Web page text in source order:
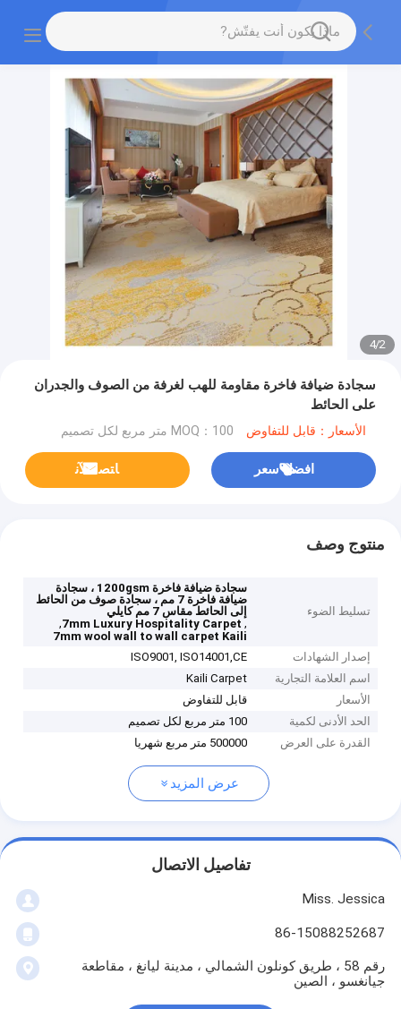
2
/
4
سجادة ضيافة فاخرة مقاومة للهب لغرفة من الصوف والجدران
على الحائط
الأسعار：قابل للتفاوض MOQ：100 متر مربع لكل تصميم
افضل سعر ﺎﺘﺼﻟ ﺍﻶﻧ
منتوج وصف
تسليط الضوء
سجادة ضيافة فاخرة 1200gsm ، سجادة
ضيافة فاخرة 7 مم ، سجادة صوف من الحائط
إلى الحائط مقاس 7 مم كايلي
,
7mm Luxury Hospitality Carpet
,
7mm wool wall to wall carpet Kaili
إصدار الشهادات
ISO9001, ISO14001,CE
اسم العلامة التجارية
Kaili Carpet
الأسعار
قابل للتفاوض
الحد الأدنى لكمية
100 متر مربع لكل تصميم
القدرة على العرض
500000 متر مربع شهريا
عرض المزيد
تفاصيل الاتصال
Miss. Jessica
86-15088252687
رقم 58 ، طريق كونلون الشمالي ، مدينة ليانغ ، مقاطعة
جيانغسو ، الصين